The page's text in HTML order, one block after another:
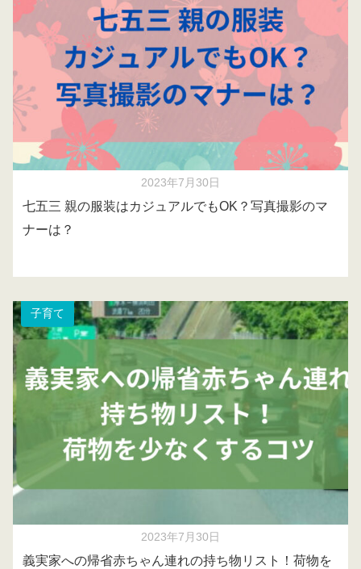
2023年7月30日
七五三 親の服装はカジュアルでもOK？写真撮影のマ
ナーは？
子育て
2023年7月30日
義実家への帰省赤ちゃん連れの持ち物リスト！荷物を